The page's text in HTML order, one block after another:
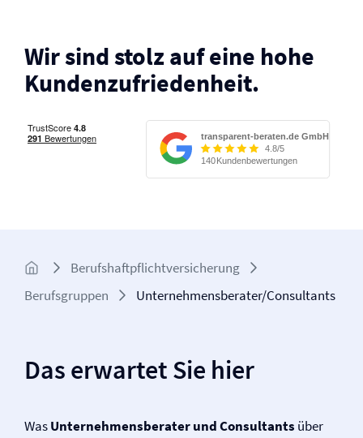
Wir sind stolz auf eine hohe
Kunden­zufriedenheit.
Berufs­haftpflicht­versicherung
Berufsgruppen
Unternehmensberater/Consultants
Das erwartet Sie hier
WasUnternehmensberater und Consultants über